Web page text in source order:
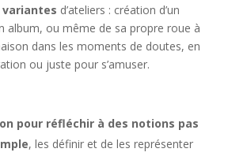
variantes d’ateliers : création d’un
album, ou même de sa propre roue à
dans les moments de doutes, en
ou juste pour s’amuser.
pour réfléchir à des notions pas
, les définir et de les représenter